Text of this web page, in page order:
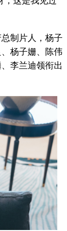
制片人，杨子
杨子姗、陈伟
李兰迪领衔出